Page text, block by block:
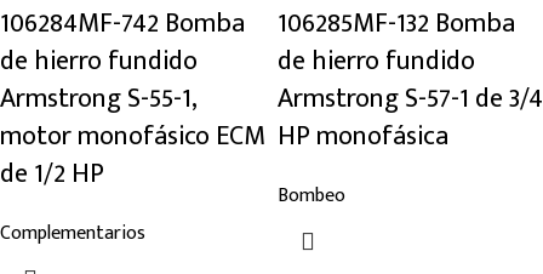
106284MF-742 Bomba
de hierro fundido
Armstrong S-55-1,
motor monofásico ECM
de 1/2 HP
Complementarios
106285MF-132 Bomba
de hierro fundido
Armstrong S-57-1 de 3/4
HP monofásica
Bombeo